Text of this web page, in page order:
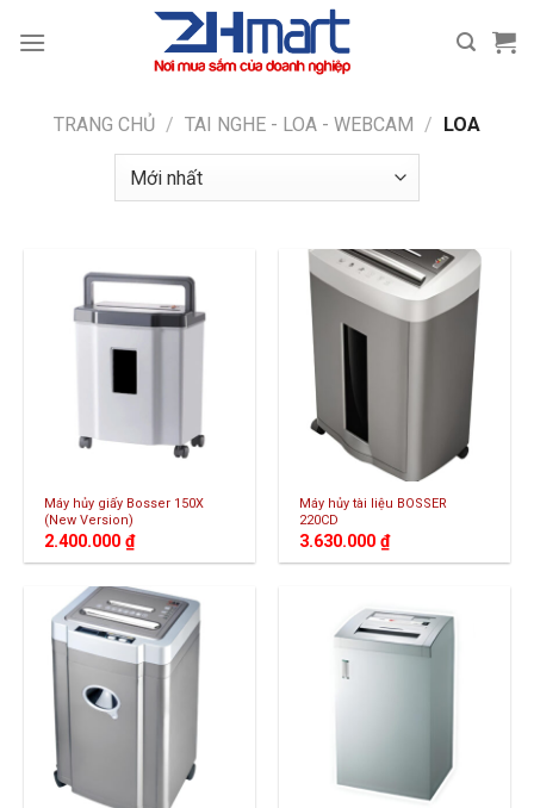
qua
TRANG CHỦ / TAI NGHE - LOA - WEBCAM / LOA
Máy hủy giấy Bosser 150X
(New Version)
2.400.000₫
Máy hủy tài liệu BOSSER
220CD
3.630.000₫